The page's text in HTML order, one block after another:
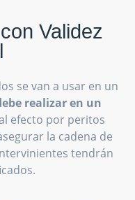
Validez
se van a usar en un
realizar en un
efecto por peritos
la cadena de
tendrán